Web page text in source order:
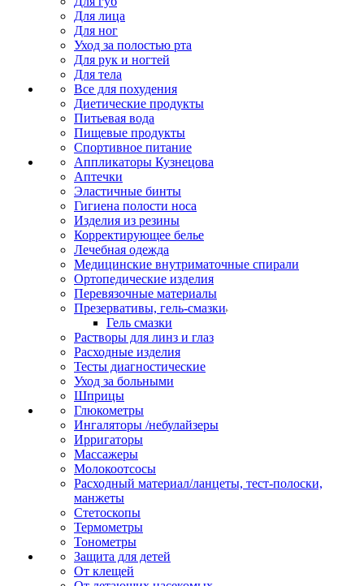
Для лица
Для ног
Уход за полостью рта
Для рук и ногтей
Для тела
Все для похудения
Диетические продукты
Питьевая вода
Пищевые продукты
Спортивное питание
Аппликаторы Кузнецова
Аптечки
Эластичные бинты
Гигиена полости носа
Изделия из резины
Корректирующее белье
Лечебная одежда
Медицинские внутриматочные спирали
Ортопедические изделия
Перевязочные материалы
Презервативы, гель-смазки
Гель смазки
Растворы для линз и глаз
Расходные изделия
Тесты диагностические
Уход за больными
Шприцы
Глюкометры
Ингаляторы /небулайзеры
Ирригаторы
Массажеры
Молокоотсосы
Расходный материал/ланцеты, тест-полоски,
манжеты
Стетоскопы
Термометры
Тонометры
Защита для детей
От клещей